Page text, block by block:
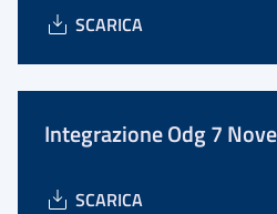
SCARICA
Integrazione Odg 7
SCARICA